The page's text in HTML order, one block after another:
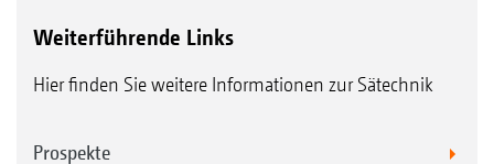
Weiterführende Links
Hier finden Sie weitere Informationen zur Sätechnik
Prospekte